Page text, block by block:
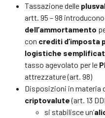
Tassazione delle
artt. 95 – 98 introducono
dell’ammortamento
con crediti d’imposta
logistiche
tasso agevolato per le
attrezzature (art. 98)
Disposizioni in materia
criptovalute(art. 13
si stabilisce un’